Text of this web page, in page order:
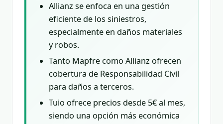
Allianz se enfoca en una gestión
eficiente de los siniestros,
especialmente en daños materiales
y robos.
Tanto Mapfre como Allianz ofrecen
cobertura de Responsabilidad Civil
para daños a terceros.
Tuio ofrece precios desde 5€ al mes,
siendo una opción más económica